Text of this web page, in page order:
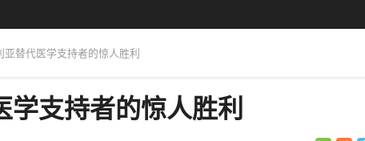
亚替代医学支持者的惊人胜利
学支持者的惊人胜利